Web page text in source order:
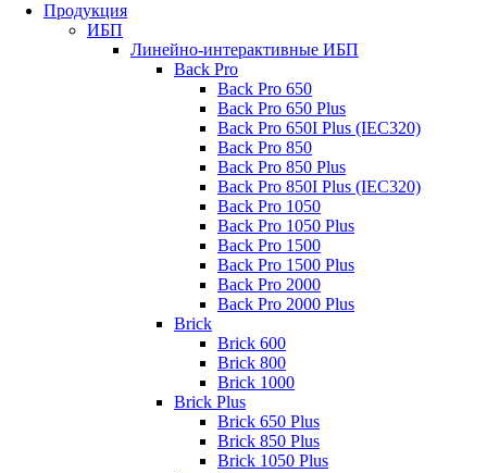
Продукция
ИБП
Линейно-интерактивные ИБП
Back Pro
Back Pro 650
Back Pro 650 Plus
Back Pro 650I Plus (IEC320)
Back Pro 850
Back Pro 850 Plus
Back Pro 850I Plus (IEC320)
Back Pro 1050
Back Pro 1050 Plus
Back Pro 1500
Back Pro 1500 Plus
Back Pro 2000
Back Pro 2000 Plus
Brick
Brick 600
Brick 800
Brick 1000
Brick Plus
Brick 650 Plus
Brick 850 Plus
Brick 1050 Plus